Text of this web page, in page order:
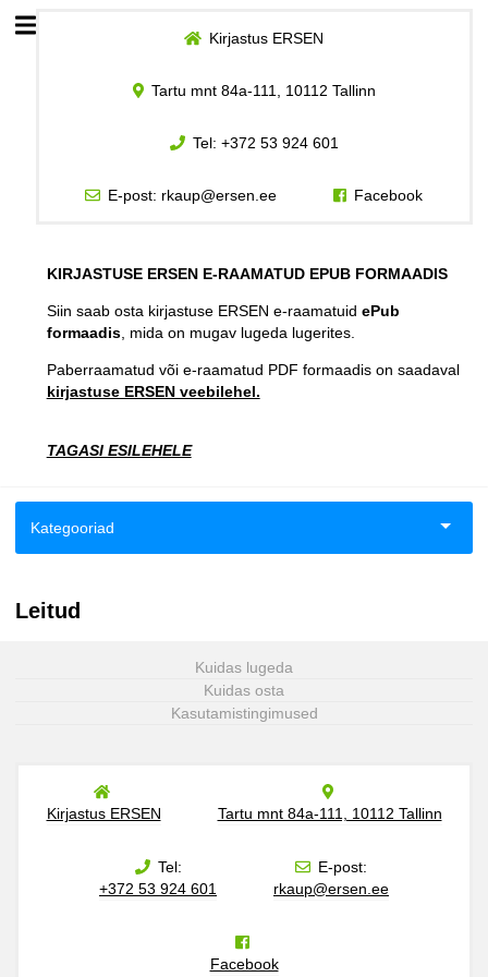
Kuidas osta
Kirjastus ERSEN
Tartu mnt 84a-111, 10112 Tallinn
Tel: +372 53 924 601
E-post: rkaup@ersen.ee Facebook
KIRJASTUSE ERSEN E-RAAMATUD EPUB FORMAADIS
Siin saab osta kirjastuse ERSEN e-raamatuid ePub
formaadis, mida on mugav lugeda lugerites.
Paberraamatud või e-raamatud PDF formaadis on saadaval
kirjastuse ERSEN veebilehel.
TAGASI ESILEHELE
Kategooriad
Leitud
Kuidas lugeda
Kuidas osta
Kasutamistingimused
Kirjastus ERSEN Tartu mnt 84a-111, 10112 Tallinn
Tel:
+372 53 924 601
E-post:
rkaup@ersen.ee
Facebook